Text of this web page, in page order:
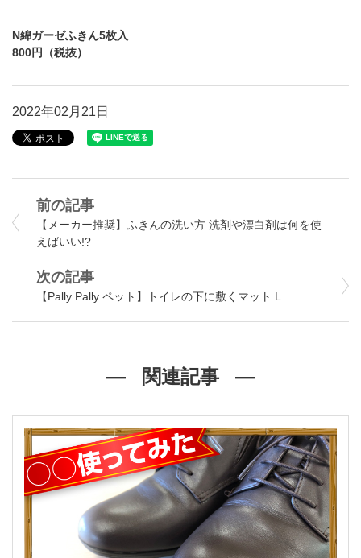
N綿ガーゼふきん5枚入
800円（税抜）
2022年02月21日
前の記事
【メーカー推奨】ふきんの洗い方 洗剤や漂白剤は何を使
えばいい!?
次の記事
【Pally Pally ペット】トイレの下に敷くマット L
関連記事